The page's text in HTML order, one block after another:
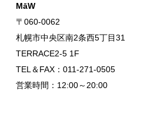
MāW
〒060-0062
札幌市中央区南2条西5丁目31
TERRACE2-5 1F
TEL＆FAX：011-271-0505
営業時間：12:00～20:00